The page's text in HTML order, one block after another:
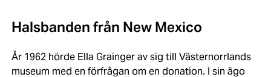
Halsbanden från New Mexico
År 1962 hörde Ella Grainger av sig till Västernorrlands
museum med en förfrågan om en donation. I sin ägo